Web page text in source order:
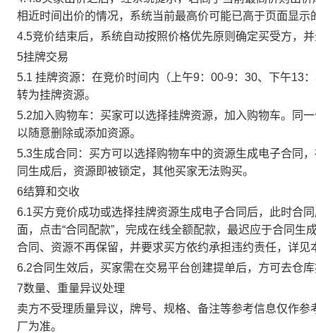
相近时间出价的情况，系统当前最高价可能已高于页面显示
4.5竞价结束后，系统自动按照价格优先原则确定买受方，
5挂牌交易
5.1 挂牌资源：在竞价时间内（上午9：00-9：30、下午13
转为挂牌资源。
5.2加入购物车：买家可以选择挂牌资源，加入购物车。同
以随意删除或添加资源。
5.3生成合同：买方可以选择购物车中的资源生成电子合同
同生成后，资源即被锁定，其他买家无法购买。
6结算和交收
6.1买方竞价成功或选择挂牌资源生成电子合同后，此时合
面，点击“合同配款”，完成在线全额配款，最迟应于合同
合同、资源不再保留，并要求买方依约承担违约责任，详见
6.2合同生效后，买家需在交易平台创建提单后，方可去仓
7数量、重量异议处理
卖方不受理质量异议，牌号、规格、备注等参考信息仅作
厂为准。